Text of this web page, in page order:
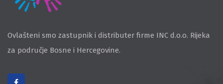
Ovlašteni smo zastupnik i distributer firme INC d.o.o. Rijeka
za područje Bosne i Hercegovine.